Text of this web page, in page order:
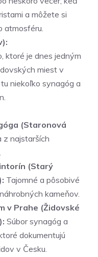
a môžete si
atmosféru.
ktoré je dnes jedným
miest v
niekoľko synagóg a
(Staronová
z najstarších
(Starý
Tajomné a pôsobivé
kameňov.
v Prahe (Židovské
Súbor synagóg a
dokumentujú
v Česku.